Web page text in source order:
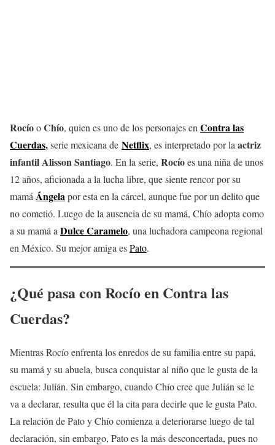
RocíooChío, quien es uno de los personajes en Contra las
Cuerdas,serie mexicana de Netflix, es interpretado por la actriz
infantil Alisson Santiago. En la serie, Rocíoes una niña de unos
12 años, aficionada a la lucha libre, que siente rencor por su
mamá Ángelapor esta en la cárcel, aunque fue por un delito que
no cometió. Luego de la ausencia de su mamá, Chío adopta como
a su mamá a Dulce Caramelo, una luchadora campeona regional
en México. Su mejor amiga esPato.
¿Qué pasa con Rocío en Contra las
Cuerdas?
Mientras Rocío enfrenta los enredos de su familia entre su papá,
su mamá y su abuela, busca conquistar al niño que le gusta de la
escuela: Julián. Sin embargo, cuando Chío cree que Julián se le
va a declarar, resulta que él la cita para decirle que le gusta Pato.
La relación de Pato y Chío comienza a deteriorarse luego de tal
declaración, sin embargo, Pato es la más desconcertada, pues no